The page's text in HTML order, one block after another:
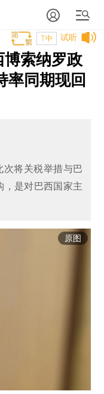
试听
T中
索纳罗政
率同期现回
将关税举措与巴
，是对巴西国家主
原图